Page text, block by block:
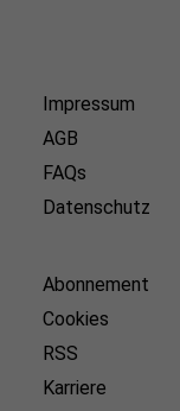
Impressum
AGB
FAQs
Datenschutz
Abonnement
Cookies
RSS
Karriere